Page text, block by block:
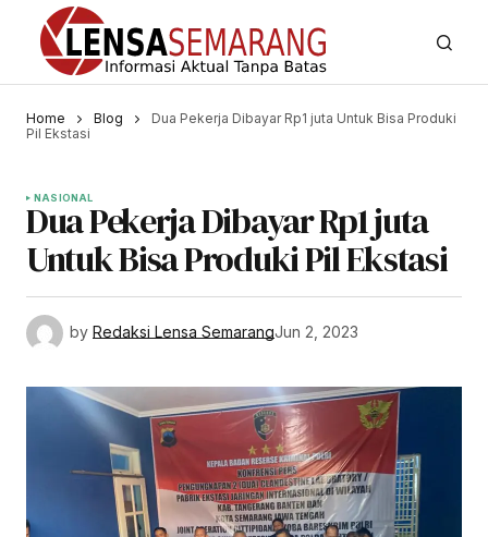
Home Blog
Dua Pekerja Dibayar Rp1 juta Untuk Bisa Produki
Pil Ekstasi
NASIONAL
Dua Pekerja Dibayar Rp1 juta
Untuk Bisa Produki Pil Ekstasi
by Redaksi Lensa SemarangJun 2, 2023